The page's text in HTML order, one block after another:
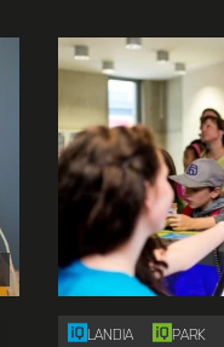
LANDIA PARK